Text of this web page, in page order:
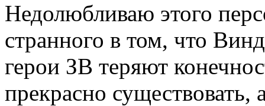
Недолюбливаю этого
странного в том, что
герои ЗВ теряют
прекрасно существовать,